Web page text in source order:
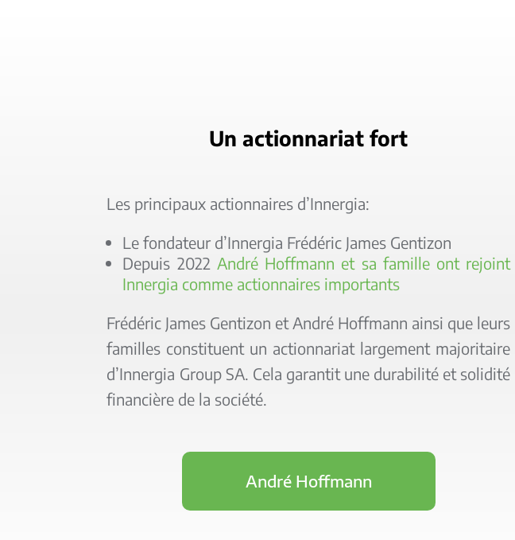
Un actionnariat fort
Les principaux actionnaires d’Innergia:
Le fondateur d’Innergia Frédéric James Gentizon
Depuis 2022 André Hoffmann et sa famille ont rejoint
Innergia comme actionnaires importants
Frédéric James Gentizon et André Hoffmann ainsi que leurs
familles constituent un actionnariat largement majoritaire
d’Innergia Group SA. Cela garantit une durabilité et solidité
financière de la société.
André Hoffmann